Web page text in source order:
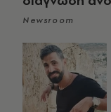
Newsroom